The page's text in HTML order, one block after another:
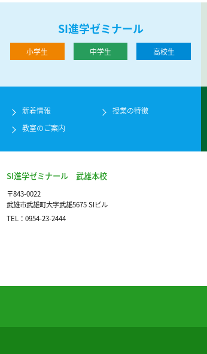
SI進学ゼミナール
小学生 中学生 高校生
新着情報
授業の特徴
教室のご案内
SI進学ゼミナール 武雄本校
〒843-0022
武雄市武雄町大字武雄5675 SIビル
TEL：0954-23-2444